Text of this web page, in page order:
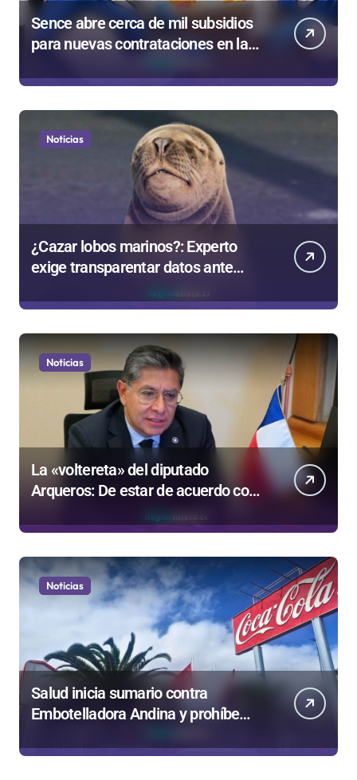
Sence abre cerca de mil subsidios
para nuevas contrataciones en la
Noticias
¿Cazar lobos marinos?: Experto
exige transparentar datos ante
Gobierno
Noticias
La «voltereta» del diputado
Arqueros: De estar de acuerdo con
privatizar Codelco a defender una
empresa 100% estatal
Noticias
Salud inicia sumario contra
Embotelladora Andina y prohíbe
laborales